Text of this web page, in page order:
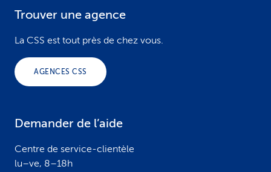
Trouver une agence
La CSS est tout près de chez vous.
AGENCES CSS
Demander de l’aide
Centre de service-clientèle
lu–ve, 8–18h